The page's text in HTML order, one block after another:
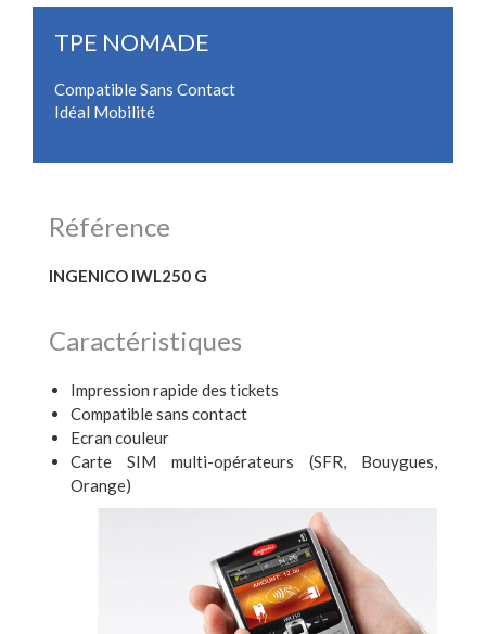
TPE NOMADE
Compatible Sans Contact
Idéal Mobilité
Référence
INGENICO IWL250 G
Caractéristiques
Impression rapide des tickets
Compatible sans contact
Ecran couleur
Carte SIM multi-opérateurs (SFR, Bouygues,
Orange)